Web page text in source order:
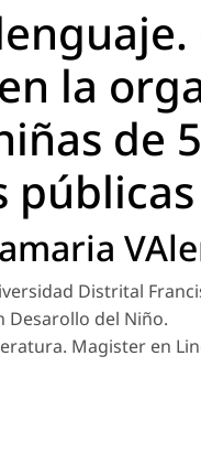
la
de
Distrital
Desarollo del Niño.
Magister en